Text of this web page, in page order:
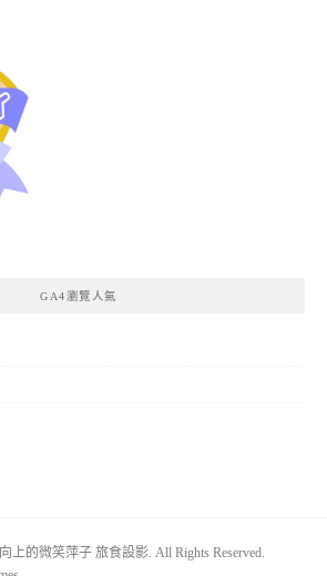
GA4瀏覽人氣
上的微笑萍子 旅食設影. All Rights Reserved.